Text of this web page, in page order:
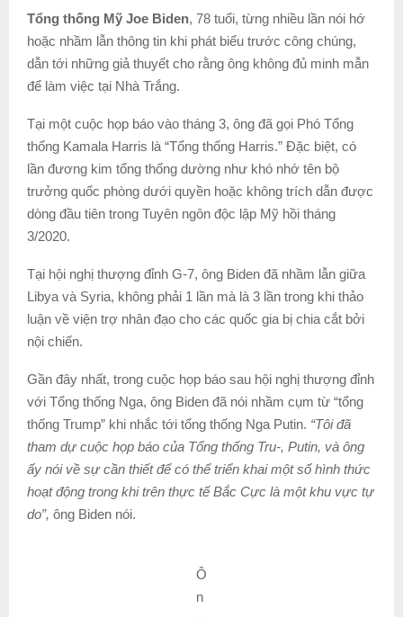
Tổng thống Mỹ Joe Biden, 78 tuổi, từng nhiều lần nói hớ
hoặc nhầm lẫn thông tin khi phát biểu trước công chúng,
dẫn tới những giả thuyết cho rằng ông không đủ minh mẫn
để làm việc tại Nhà Trắng.
Tại một cuộc họp báo vào tháng 3, ông đã gọi Phó Tổng
thống Kamala Harris là “Tổng thống Harris.” Đặc biệt, có
lần đương kim tổng thống dường như khó nhớ tên bộ
trưởng quốc phòng dưới quyền hoặc không trích dẫn được
dòng đầu tiên trong Tuyên ngôn độc lập Mỹ hồi tháng
3/2020.
Tại hội nghị thượng đỉnh G-7, ông Biden đã nhầm lẫn giữa
Libya và Syria, không phải 1 lần mà là 3 lần trong khi thảo
luận về viện trợ nhân đạo cho các quốc gia bị chia cắt bởi
nội chiến.
Gần đây nhất, trong cuộc họp báo sau hội nghị thượng đỉnh
với Tổng thống Nga, ông Biden đã nói nhầm cụm từ “tổng
thống Trump” khi nhắc tới tổng thống Nga Putin. “Tôi đã
tham dự cuộc họp báo của Tổng thống Tru-, Putin, và ông
ấy nói về sự cần thiết để có thể triển khai một số hình thức
hoạt động trong khi trên thực tế Bắc Cực là một khu vực tự
do”, ông Biden nói.
Ô
n